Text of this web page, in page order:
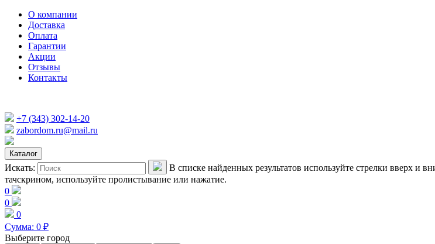
О компании
Доставка
Оплата
Гарантии
Акции
Отзывы
Контакты
+7 (343) 302-14-20
zabordom.ru@mail.ru
Каталог
Искать:
В списке найденных результатов используйте стрелки вверх и
тачскрином, используйте пролистывание или нажатие.
0
0
0
Сумма: 0 ₽
Выберите город